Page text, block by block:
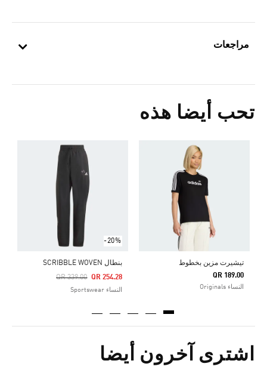
مراجعات
تحب أيضا هذه
تيشيرت مزين بخطوط
QR 189.00
النساء Originals
-20%
بنطال SCRIBBLE WOVEN
Price Reduced From
QR 339.00
To QR 254.28
النساء Sportswear
اشترى آخرون أيضا